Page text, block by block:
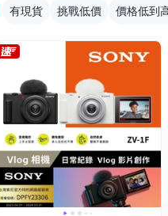
有現貨 挑戰低價 價格低到